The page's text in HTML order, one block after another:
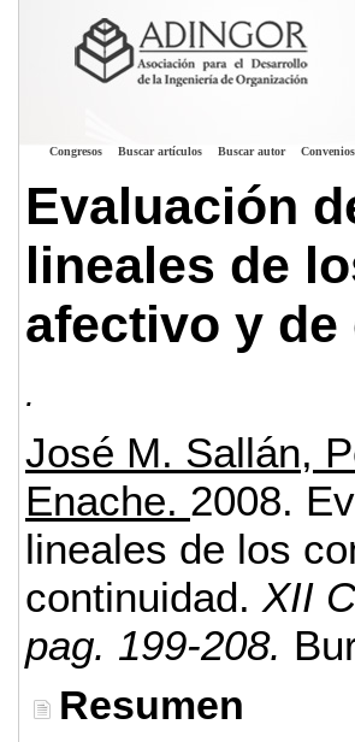
Congresos Buscar artículos Buscar autor Convenios
Evaluación
lineales de
afectivo y
.
José M. Sallán,
Enache. 2008.
lineales de los
continuidad. XII
pag. 199-208.
Resumen